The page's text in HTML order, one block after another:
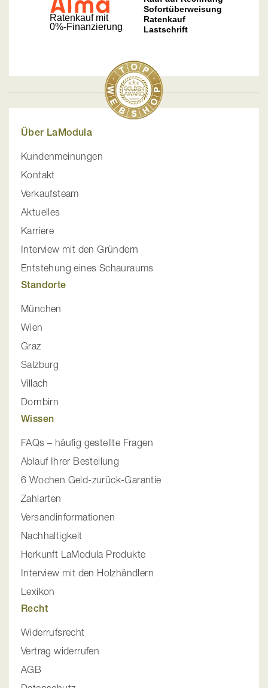
Über LaModula
Kundenmeinungen
Kontakt
Verkaufsteam
Aktuelles
Karriere
Interview mit den Gründern
Entstehung eines Schauraums
Standorte
München
Wien
Graz
Salzburg
Villach
Dornbirn
Wissen
FAQs – häufig gestellte Fragen
Ablauf Ihrer Bestellung
6 Wochen Geld-zurück-Garantie
Zahlarten
Versandinformationen
Nachhaltigkeit
Herkunft LaModula Produkte
Interview mit den Holzhändlern
Lexikon
Recht
Widerrufsrecht
Vertrag widerrufen
AGB